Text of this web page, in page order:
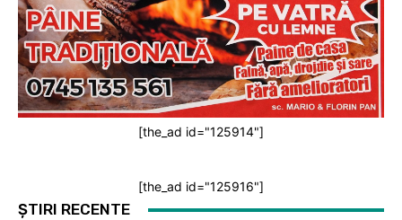
[the_ad id="125914"]
[the_ad id="125916"]
ȘTIRI RECENTE